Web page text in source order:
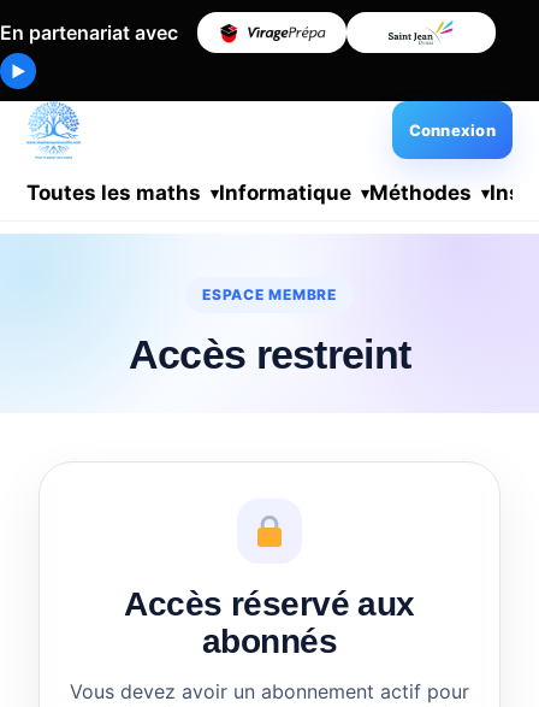
En partenariat avec
▶
Toutes les maths Informatique Méthodes
Connexion
ESPACE MEMBRE
Accès restreint
Accès réservé aux
abonnés
Vous devez avoir un abonnement actif pour